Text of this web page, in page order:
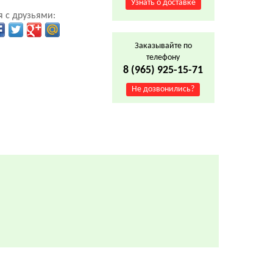
с друзьями:
Узнать о доставке
Заказывайте по
телефону
8 (965) 925-15-71
Не дозвонились?